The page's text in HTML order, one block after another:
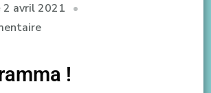
2 avril 2021
!